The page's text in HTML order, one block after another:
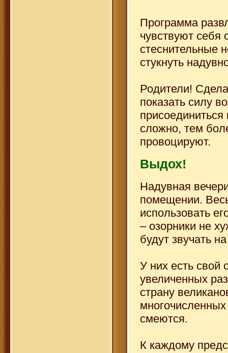
Программа
чувствуют себя
стеснительные
стукнуть
Родители!
показать силу
сложно, тем
провоцируют.
Выдох!
Надувная
помещении.
использовать
– озорники не
будут звучать
У них есть свой
увеличенных
страну
смеются.
К каждому